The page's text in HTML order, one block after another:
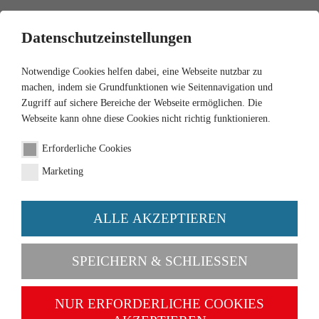
1:87
Log transporter (MB
Order number 039014
Datenschutzeinstellungen
Notwendige Cookies helfen dabei, eine Webseite nutzbar zu
machen, indem sie Grundfunktionen wie Seitennavigation und
Zugriff auf sichere Bereiche der Webseite ermöglichen. Die
Webseite kann ohne diese Cookies nicht richtig funktionieren.
Erforderliche Cookies
Marketing
ALLE AKZEPTIEREN
SPEICHERN & SCHLIESSEN
NUR ERFORDERLICHE COOKIES